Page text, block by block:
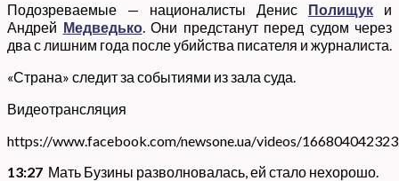
Подозреваемые — националисты Денис Полищук и
Андрей Медведько. Они предстанут перед судом через
два с лишним года после убийства писателя и журналиста.
«Страна» следит за событиями из зала суда.
Видеотрансляция
https://www.facebook.com/newsone.ua/videos/
13:27 Мать Бузины разволновалась, ей стало нехорошо.